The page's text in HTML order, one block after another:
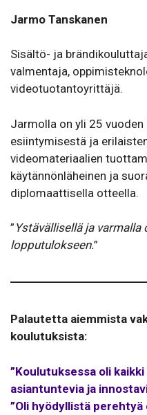
Jarmo Tanskanen
Sisältö- ja
valmentaja,
videotuotantoyrittäjä.
Jarmolla on yli 25
esiintymisestä ja
videomateriaalien
käytännönläheinen ja
diplomaattisella otteella.
” Ystävällisellä ja varmalla
lopputulokseen.”
Palautetta aiemmista
koulutuksista:
”Koulutuksessa oli
asiantuntevia ja
”Oli hyödyllistä